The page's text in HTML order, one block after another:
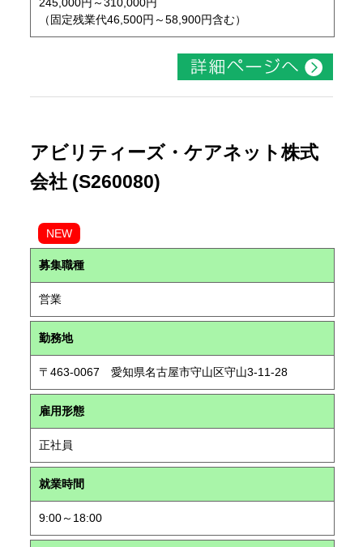
（固定残業代46,500円～58,900円含む）
アビリティーズ・ケアネット株式
会社 (S260080)
NEW
募集職種
営業
勤務地
〒463-0067 愛知県名古屋市守山区守山3-11-28
雇用形態
正社員
就業時間
9:00～18:00